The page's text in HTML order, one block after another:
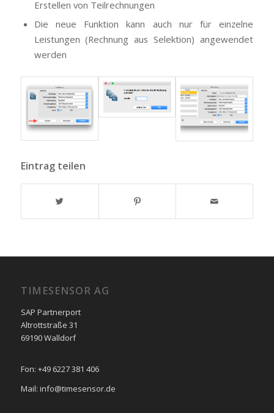
Erstellen von Teilrechnungen
Die neue Funktion kann auch nur für einzelne
Leistungen (Rechnung aus Selektion) angewendet
werden
Eintrag teilen
TIMESENSOR AG
SAP Partnerport
Altrottstraße 31
69190 Walldorf
Fon: +49 6227 381 406
Mail: info@timesensor.de